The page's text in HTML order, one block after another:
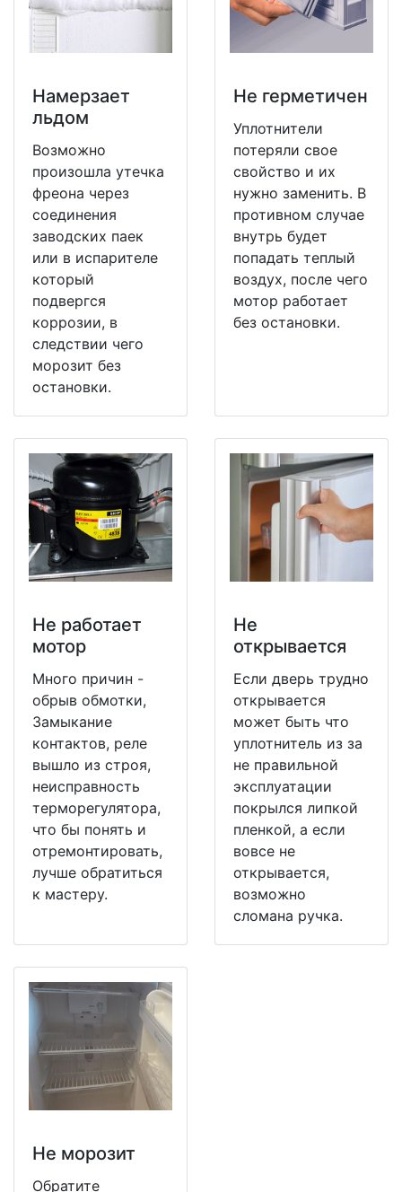
Намерзает
льдом
Возможно
произошла утечка
фреона через
соединения
заводских паек
или в испарителе
который
подвергся
коррозии, в
следствии чего
морозит без
остановки.
Не герметичен
Уплотнители
потеряли свое
свойство и их
нужно заменить. В
противном случае
внутрь будет
попадать теплый
воздух, после чего
мотор работает
без остановки.
Не работает
мотор
Много причин -
обрыв обмотки,
Замыкание
контактов, реле
вышло из строя,
неисправность
терморегулятора,
что бы понять и
отремонтировать,
лучше обратиться
к мастеру.
Не
открывается
Если дверь трудно
открывается
может быть что
уплотнитель из за
не правильной
эксплуатации
покрылся липкой
пленкой, а если
вовсе не
открывается,
возможно
сломана ручка.
Не морозит
Обратите